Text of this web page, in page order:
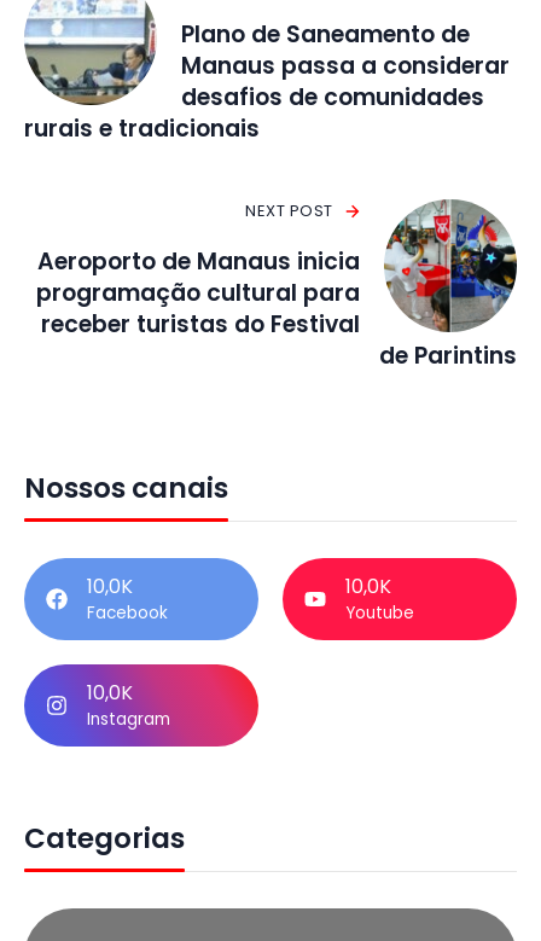
Plano de Saneamento de
Manaus passa a considerar
desafios de comunidades
rurais e tradicionais
NEXT POST
Aeroporto de Manaus inicia
programação cultural para
receber turistas do Festival
de Parintins
Nossos canais
10,0K
Facebook
10,0K
Youtube
10,0K
Instagram
Categorias